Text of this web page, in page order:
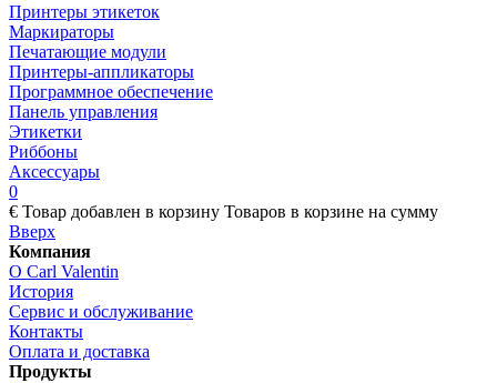
Принтеры этикеток
Маркираторы
Печатающие модули
Принтеры-аппликаторы
Программное обеспечение
Панель управления
Этикетки
Риббоны
Аксессуары
0
€ Товар добавлен в корзину Товаров в корзине на сумму
Вверх
Компания
О Carl Valentin
История
Сервис и обслуживание
Контакты
Оплата и доставка
Продукты